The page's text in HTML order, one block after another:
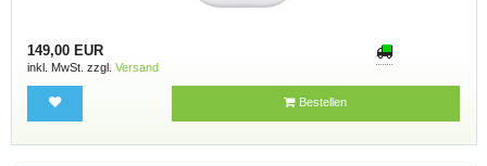
149,00 EUR
inkl. MwSt. zzgl. Versand
Bestellen